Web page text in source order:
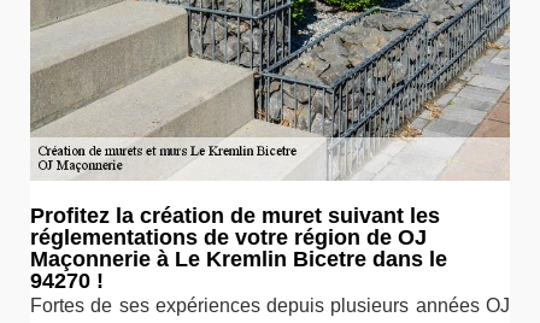
Profitez la création de muret suivant les
réglementations de votre région de OJ
Maçonnerie à Le Kremlin Bicetre dans le
94270 !
Fortes de ses expériences depuis plusieurs années OJ